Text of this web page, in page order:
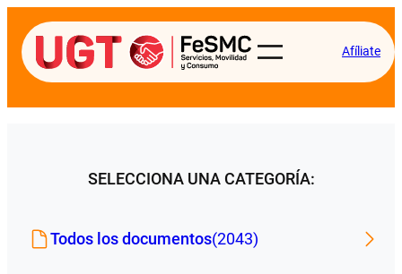
Afíliate
SELECCIONA UNA CATEGORÍA:
Todos los documentos(2043)